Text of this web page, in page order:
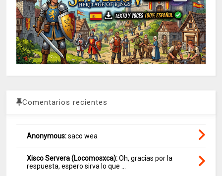
Comentarios recientes
Anonymous:saco wea
Xisco Servera (Locomosxca):Oh, gracias por la
respuesta, espero sirva lo que ...